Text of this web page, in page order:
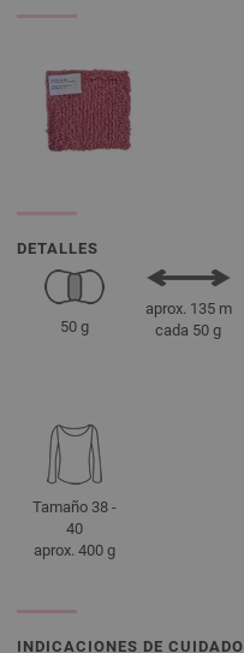
DETALLES
50 g
aprox. 135 m
cada 50 g
Tamaño 38 -
40
aprox. 400 g
INDICACIONES DE CUIDADO